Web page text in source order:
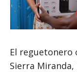
El reguetonero
Sierra